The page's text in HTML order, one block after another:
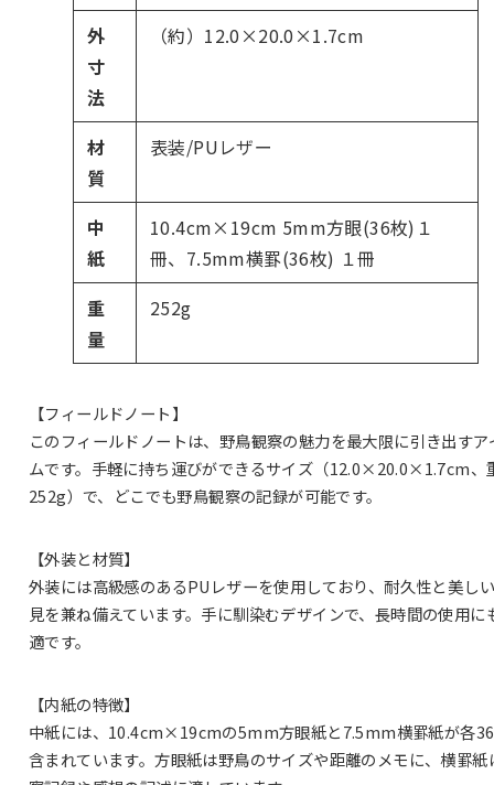
外
寸
法
（約）12.0×20.0×1.7cm
材
質
表装/PUレザー
中
紙
10.4cm×19cm 5mm方眼(36枚)１
冊、7.5mm横罫(36枚) １冊
重
量
252g
【フィールドノート】
このフィールドノートは、野鳥観察の魅力を最大限に引き出すア
ムです。手軽に持ち運びができるサイズ（12.0×20.0×1.7cm、
252g）で、どこでも野鳥観察の記録が可能です。
【外装と材質】
外装には高級感のあるPUレザーを使用しており、耐久性と美し
見を兼ね備えています。手に馴染むデザインで、長時間の使用に
適です。
【内紙の特徴】
中紙には、10.4cm×19cmの5mm方眼紙と7.5mm横罫紙が各
含まれています。方眼紙は野鳥のサイズや距離のメモに、横罫紙